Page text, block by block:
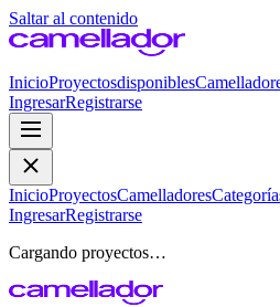
Saltar al contenido
InicioProyectosdisponibles
IngresarRegistrarse
InicioProyectosCamelladores
IngresarRegistrarse
Cargando proyectos…